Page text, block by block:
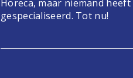
Horeca, maar niemand
gespecialiseerd. Tot nu!